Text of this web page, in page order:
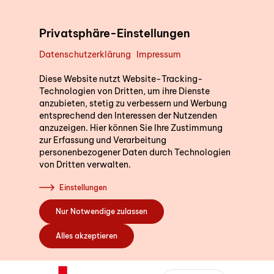
Privatsphäre-Einstellungen
Datenschutzerklärung Impressum
Diese Website nutzt Website-Tracking-
Technologien von Dritten, um ihre Dienste
anzubieten, stetig zu verbessern und Werbung
entsprechend den Interessen der Nutzenden
anzuzeigen. Hier können Sie Ihre Zustimmung
zur Erfassung und Verarbeitung
personenbezogener Daten durch Technologien
von Dritten verwalten.
Einstellungen
Nur Notwendige zulassen
Alles akzeptieren
Kurse
Sich engagieren
Über uns
Gerne beantworten wir
die Postleitzahl Ihres
ein. So können wir Sie
Fachstelle in Ihrer Nähe
Bernstrasse 162